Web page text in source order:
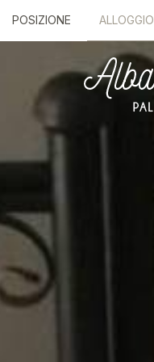
POSIZIONE ALLOGGIO